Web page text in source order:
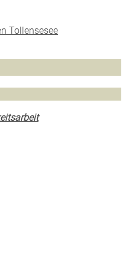
Tollensesee